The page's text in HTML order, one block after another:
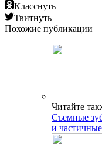
Класснуть
Твитнуть
Похожие публикации
Читайте
Съемные
и